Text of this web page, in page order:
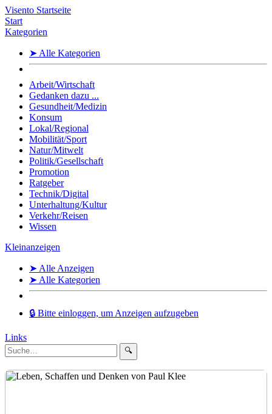
Visento Startseite
Start
Kategorien
➤ Alle Kategorien
Arbeit/Wirtschaft
Gedanken dazu ...
Gesundheit/Medizin
Konsum
Lokal/Regional
Mobilität/Sport
Natur/Mitwelt
Politik/Gesellschaft
Promotion
Ratgeber
Technik/Digital
Unterhaltung/Kultur
Verkehr/Reisen
Wissen
Kleinanzeigen
➤ Alle Anzeigen
➤ Alle Kategorien
🔒 Bitte einloggen, um Anzeigen aufzugeben
Links
🔍